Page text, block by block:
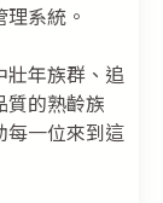
系統。
壯年族群、追
質的熟齡族
每一位來到這